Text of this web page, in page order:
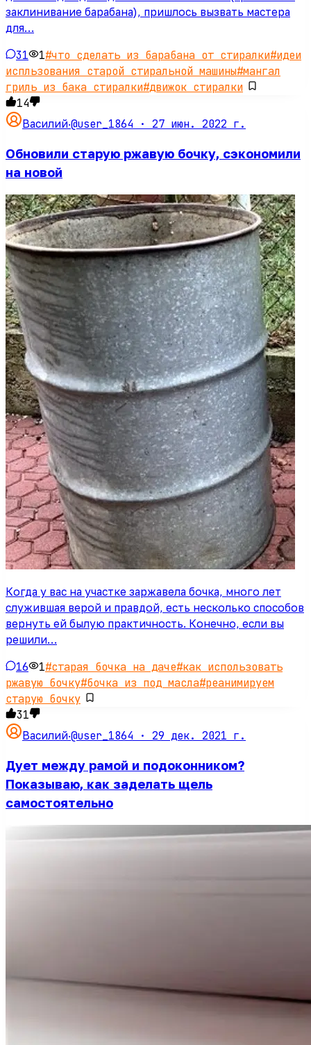
заклинивание барабана), пришлось вызвать мастера
для…
31 1#что сделать из барабана от стиралки#идеи
испльзования старой стиральной машины#мангал
гриль из бака стиралки#движок стиралки
14
Василий·@user_1864 · 27 июн. 2022 г.
Обновили старую ржавую бочку, сэкономили
на новой
Когда у вас на участке заржавела бочка, много лет
служившая верой и правдой, есть несколько способов
вернуть ей былую практичность. Конечно, если вы
решили…
16 1#старая бочка на даче#как использовать
ржавую бочку#бочка из под масла#реанимируем
старую бочку
31
Василий·@user_1864 · 29 дек. 2021 г.
Дует между рамой и подоконником?
Показываю, как заделать щель
самостоятельно